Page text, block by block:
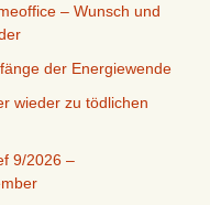
– Wunsch und
der Energiewende
wieder zu tödlichen
9/2026 –